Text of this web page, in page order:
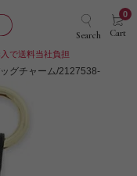
Search Cart
0
で送料当社負担
グチャーム/2127538-